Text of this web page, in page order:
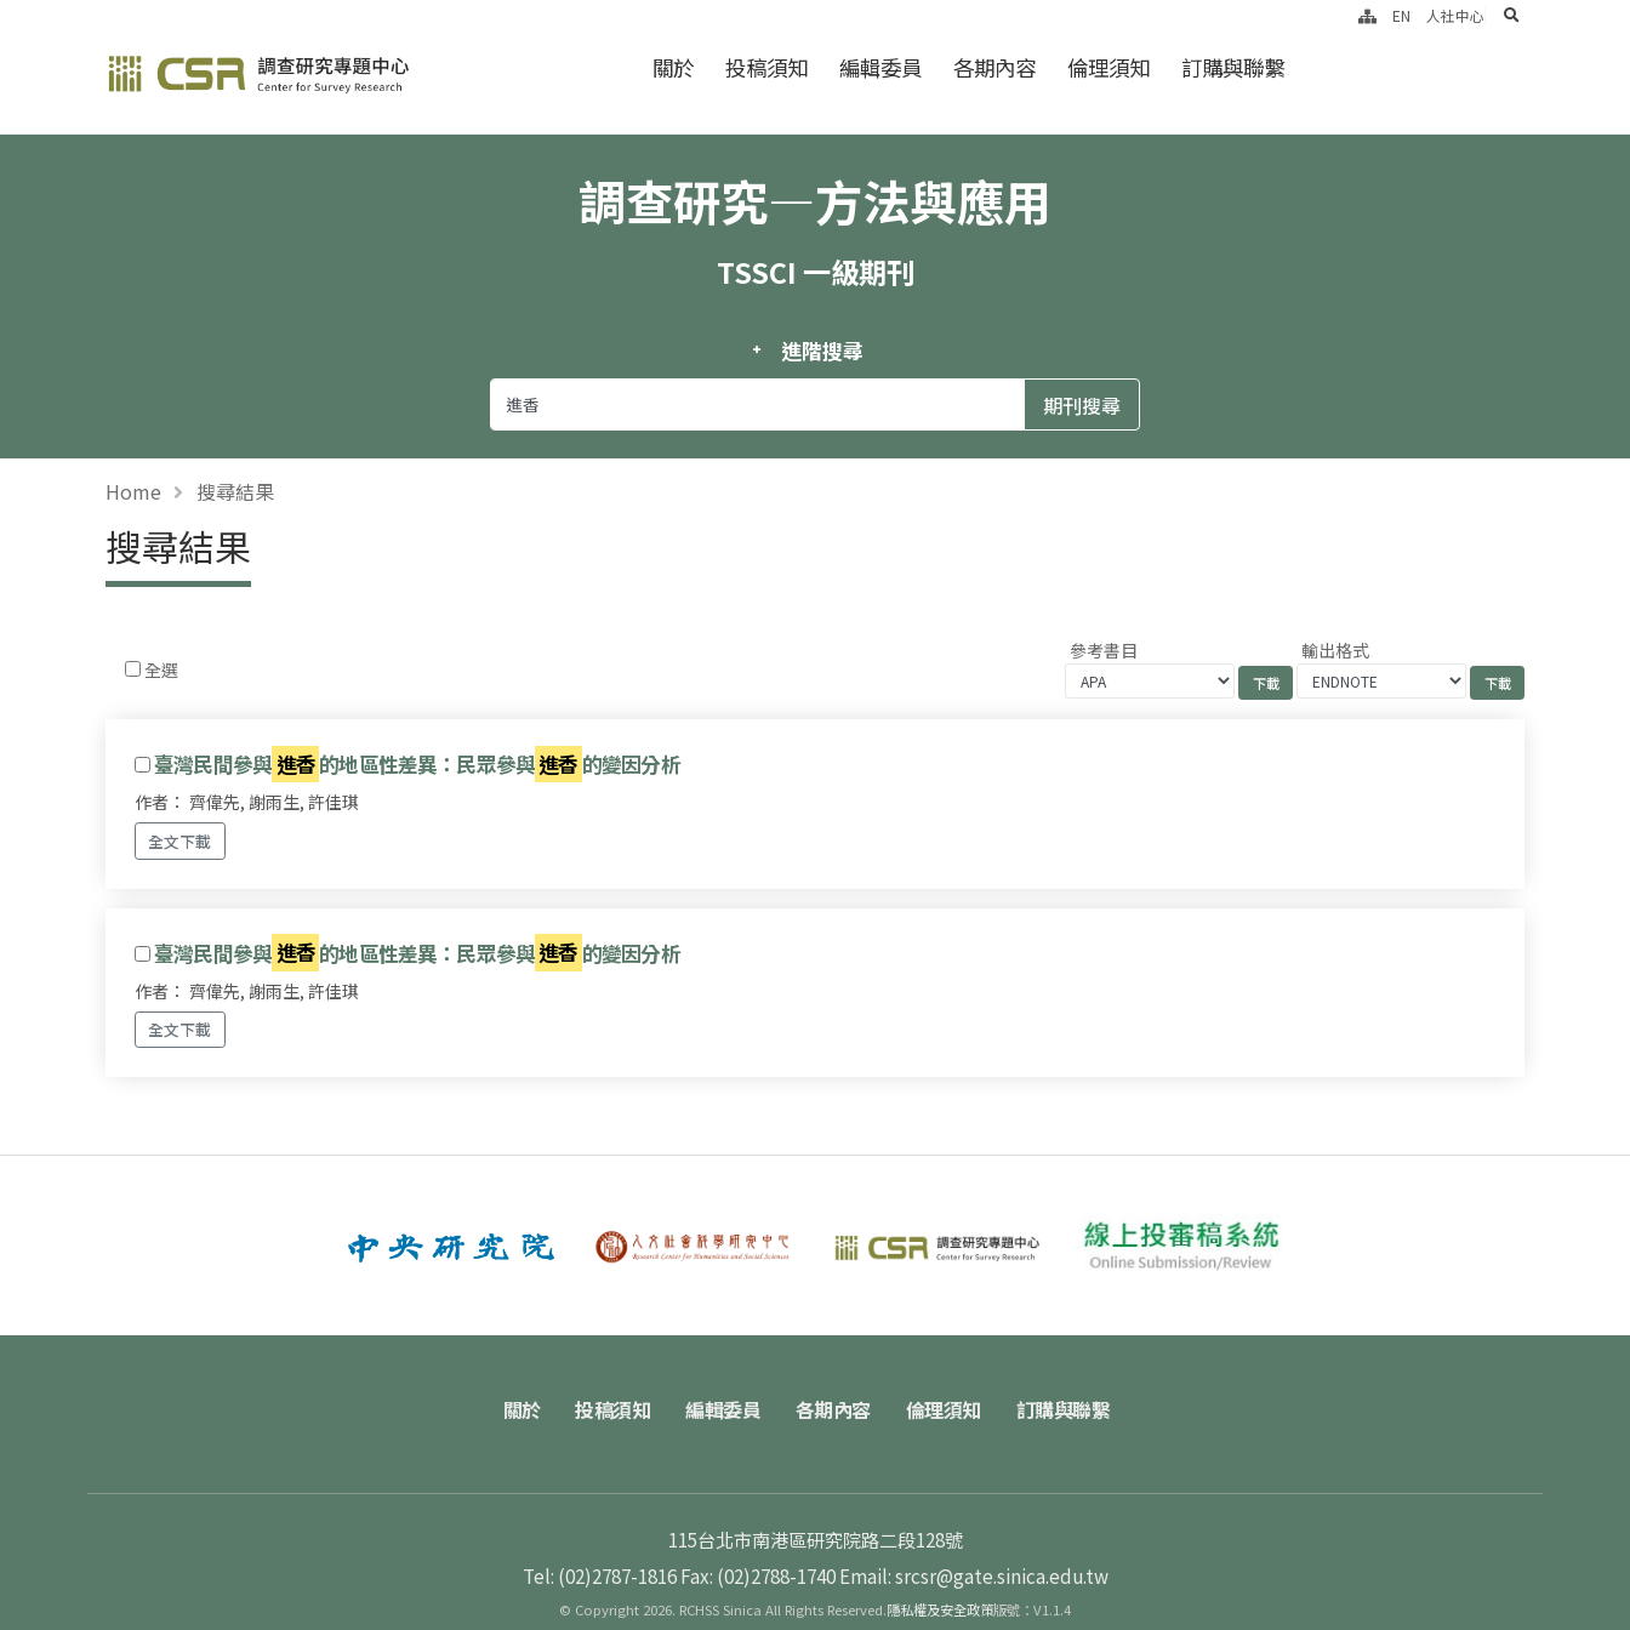
調查研究—方法與應用期刊 關於 投稿須知 編輯委員 各期內容 倫理須知 訂購與聯繫
EN 人社中心 search
調查研究—方法與應用
TSSCI 一級期刊
進階搜尋
Home 搜尋結果
搜尋結果
全選
參考書目 輸出格式
臺灣民間參與 進香的地區性差異：民眾參與進香 的變因分析
作者： 齊偉先, 謝雨生, 許佳琪
全文下載
臺灣民間參與 進香的地區性差異：民眾參與進香 的變因分析
作者： 齊偉先, 謝雨生, 許佳琪
全文下載
關於 投稿須知 編輯委員 各期內容 倫理須知 訂購與聯繫
115台北市南港區研究院路二段128號
Tel: (02)2787-1816 Fax: (02)2788-1740 Email: srcsr@gate.sinica.edu.tw
© Copyright 2026. RCHSS Sinica All Rights Reserved.隱私權及安全政策版號：V1.1.4